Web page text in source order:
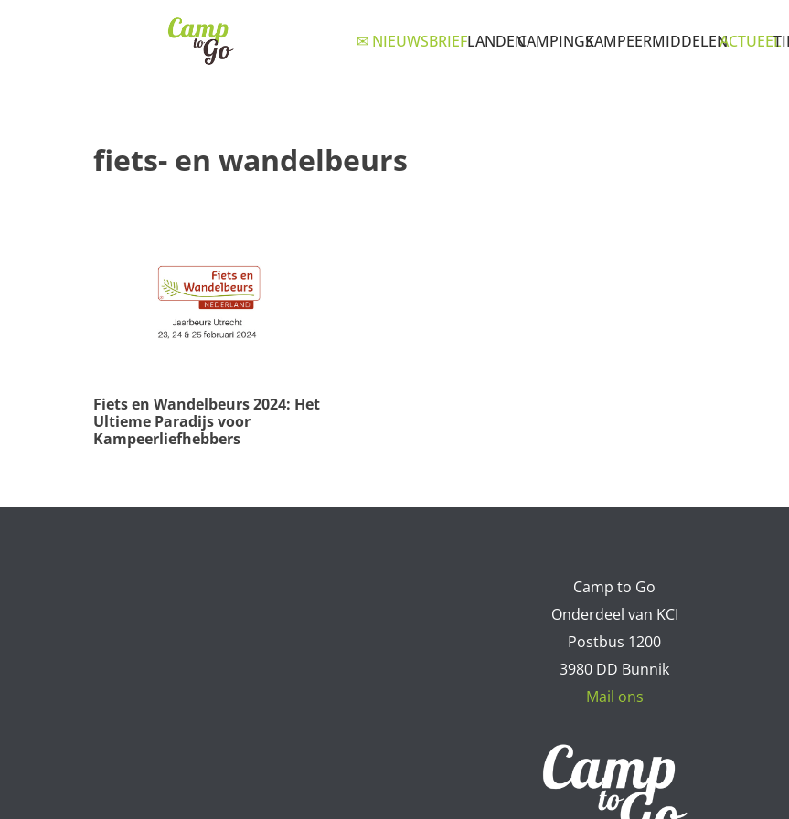
✉ NIEUWSBRIEFLANDENCAMPINGSKAMPEERMIDDELENACTUEEL
fiets- en wandelbeurs
Fiets en Wandelbeurs 2024: Het
Ultieme Paradijs voor
Kampeerliefhebbers
Camp to Go
Onderdeel van KCI
Postbus 1200
3980 DD Bunnik
Mail ons